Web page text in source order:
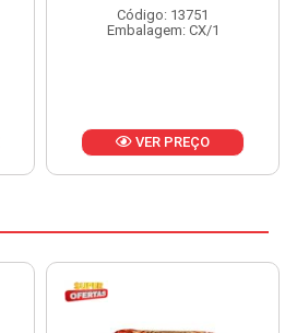
Código: 13751
Embalagem: CX/1
VER PREÇO